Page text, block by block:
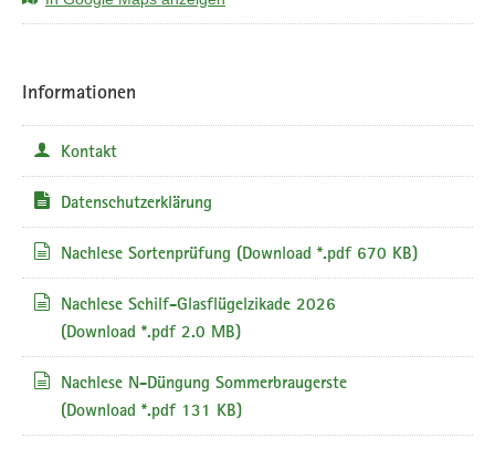
Informationen
Kontakt
Datenschutzerklärung
Nachlese Sortenprüfung (Download *.pdf 670 KB)
Nachlese Schilf-Glasflügelzikade 2026
(Download *.pdf 2.0 MB)
Nachlese N-Düngung Sommerbraugerste
(Download *.pdf 131 KB)